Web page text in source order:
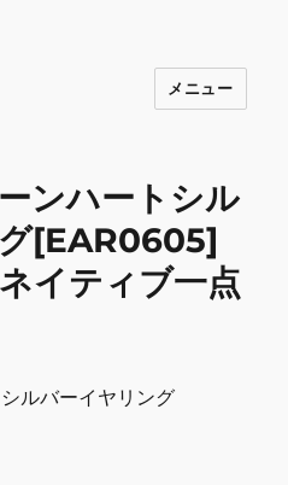
日常に彩りを～ フ
メニュー
ンハートシル
[EAR0605]
イティブ一点
ルバーイヤリング